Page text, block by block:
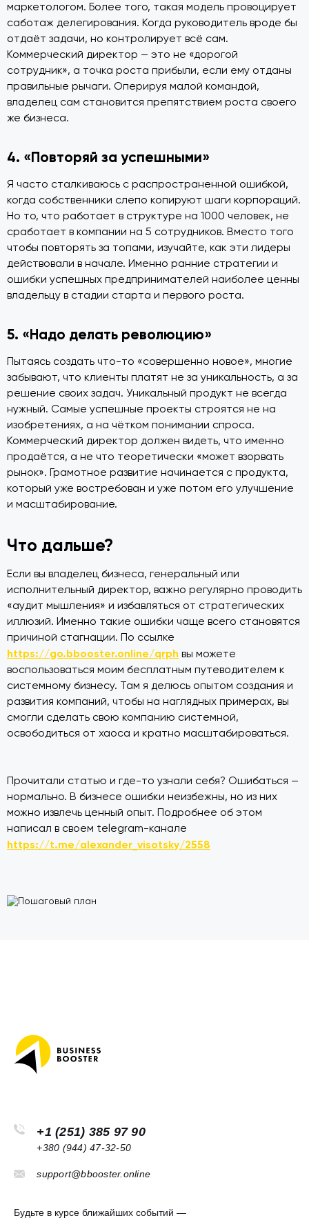
маркетологом. Более того, такая модель провоцирует
саботаж делегирования. Когда руководитель вроде бы
отдаёт задачи, но контролирует всё сам.
Коммерческий директор — это не «дорогой
сотрудник», а точка роста прибыли, если ему отданы
правильные рычаги. Оперируя малой командой,
владелец сам становится препятствием роста своего
же бизнеса.
4. «Повторяй за успешными»
Я часто сталкиваюсь с распространенной ошибкой,
когда собственники слепо копируют шаги корпораций.
Но то, что работает в структуре на 1000 человек, не
сработает в компании на 5 сотрудников. Вместо того
чтобы повторять за топами, изучайте, как эти лидеры
действовали в начале. Именно ранние стратегии и
ошибки успешных предпринимателей наиболее ценны
владельцу в стадии старта и первого роста.
5. «Надо делать революцию»
Пытаясь создать что-то «совершенно новое», многие
забывают, что клиенты платят не за уникальность, а за
решение своих задач. Уникальный продукт не всегда
нужный. Самые успешные проекты строятся не на
изобретениях, а на чётком понимании спроса.
Коммерческий директор должен видеть, что именно
продаётся, а не что теоретически «может взорвать
рынок». Грамотное развитие начинается с продукта,
который уже востребован и уже потом его улучшение
и масштабирование.
Что дальше?
Если вы владелец бизнеса, генеральный или
исполнительный директор, важно регулярно проводить
«аудит мышления» и избавляться от стратегических
иллюзий. Именно такие ошибки чаще всего становятся
причиной стагнации. По ссылке
https://go.bbooster.online/qrph вы можете
воспользоваться моим бесплатным путеводителем к
системному бизнесу. Там я делюсь опытом создания и
развития компаний, чтобы на наглядных примерах, вы
смогли сделать свою компанию системной,
освободиться от хаоса и кратно масштабироваться.
Прочитали статью и где-то узнали себя? Ошибаться —
нормально. В бизнесе ошибки неизбежны, но из них
можно извлечь ценный опыт. Подробнее об этом
написал в своем telegram-канале
https://t.me/alexander_visotsky/2558
+1 (251) 385 97 90
+380 (944) 47-32-50
support@bbooster.online
Будьте в курсе ближайших событий —